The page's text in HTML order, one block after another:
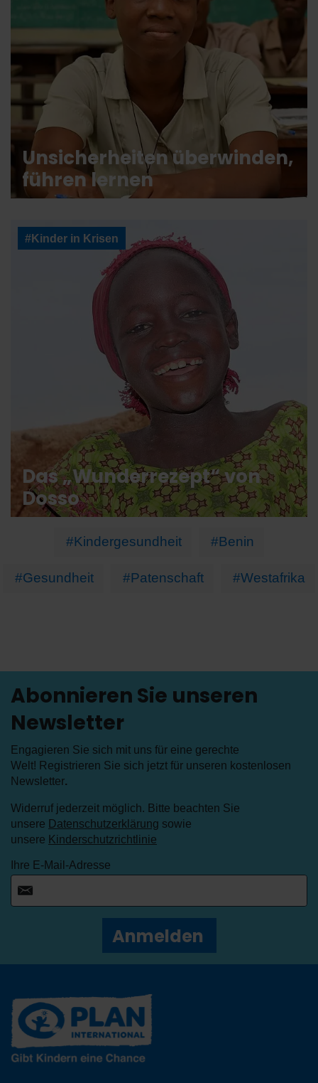
Unsicherheiten überwinden,
führen lernen
#Kinder in Krisen
Das „Wunderrezept“ von
Dosso
#Kindergesundheit #Benin
#Gesundheit #Patenschaft #Westafrika
Abonnieren Sie unseren
Newsletter
Engagieren Sie sich mit uns für eine gerechte
Welt! Registrieren Sie sich jetzt für unseren kostenlosen
Newsletter.
Widerruf jederzeit möglich. Bitte beachten Sie
unsere Datenschutzerklärung sowie
unsere Kinderschutzrichtlinie
Ihre E-Mail-Adresse
Anmelden